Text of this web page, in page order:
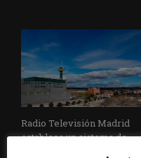
Radio Televisión Madrid
establece un sistema de